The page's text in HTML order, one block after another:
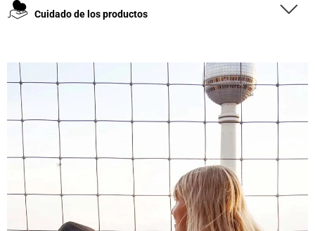
Calificación Reseñas
Leer todas las reseñas
Cuidado de los productos